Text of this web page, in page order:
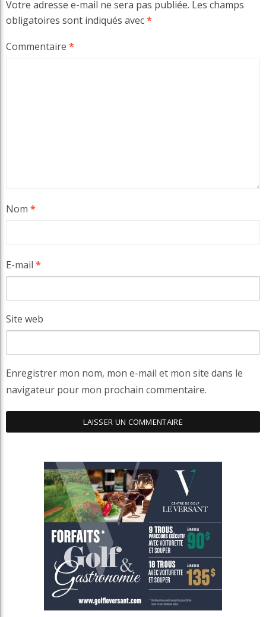
Votre adresse e-mail ne sera pas publiée. Les champs
obligatoires sont indiqués avec*
Commentaire *
Nom *
E-mail *
Site web
Enregistrer mon nom, mon e-mail et mon site dans le
navigateur pour mon prochain commentaire.